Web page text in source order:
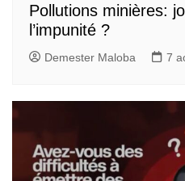
Pollutions minières:
l’impunité ?
Demester Maloba 7